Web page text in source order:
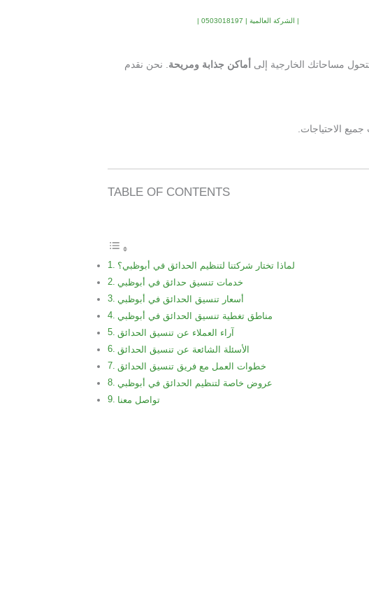
البحث
| الشركة العالمية | 0503018197 |
مساحاتك الخارجية إلى أماكن جذابة ومريحة . نحن نقدم
الاحتياجات.
TABLE OF CONTENTS
لماذا تختار شركتنا لتنظيم الحدائق في أبوظبي؟
خدمات تنسيق حدائق في أبوظبي
أسعار تنسيق الحدائق في أبوظبي
مناطق تغطية تنسيق الحدائق في أبوظبي
آراء العملاء عن تنسيق الحدائق
الأسئلة الشائعة عن تنسيق الحدائق
خطوات العمل مع فريق تنسيق الحدائق
عروض خاصة لتنظيم الحدائق في أبوظبي
تواصل معنا